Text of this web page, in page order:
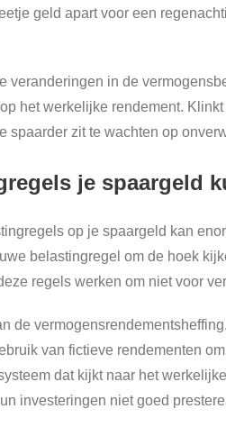
geld apart voor een
veranderingen in de
het werkelijke rendement.
spaarder zit te wachten op
je spaargeld
op je spaargeld kan
belastingregel om de hoek
regels werken om niet voor
de
van fictieve rendementen
dat kijkt naar het
investeringen niet goed